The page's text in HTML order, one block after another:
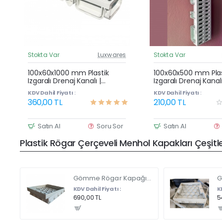
Güncel Fiyat
Çok Satan
Stokta Var Luxwares
100x60x1000 mm Plastik
Izgaralı Drenaj Kanalı |
Yağmur Suyu ve Havuz
Kenarı Oluğu
KDV Dahil Fiyatı :
360,00 TL
Satın Al Soru Sor
Stokta Var
100x60x500 mm
Izgaralı Drenaj
Yağmur Suyu ve
Kenarı Oluğu
KDV Dahil Fiyatı :
210,00 TL
Satın Al
Plastik Rögar Çerçeveli Menhol Kapakları
Gömme Rögar Kapağı - Seramik - Fayans Ve Mermer Zeminlerde - Gizli Çerçeve Kapak Çift Kulplu 45 X 45
KDV Dahil Fiyatı :
690,00 TL